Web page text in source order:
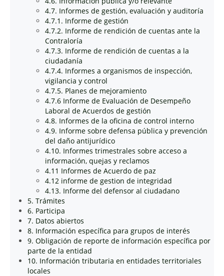
4.7. Informes de gestión, evaluación y auditoría
4.7.1. Informe de gestión
4.7.2. Informe de rendición de cuentas ante la
Contraloría
4.7.3. Informe de rendición de cuentas a la
ciudadanía
4.7.4. Informes a organismos de inspección,
vigilancia y control
4.7.5. Planes de mejoramiento
4.7.6 Informe de Evaluación de Desempeño
Laboral de Acuerdos de gestión
4.8. Informes de la oficina de control interno
4.9. Informe sobre defensa pública y prevención
del daño antijurídico
4.10. Informes trimestrales sobre acceso a
información, quejas y reclamos
4.11 Informes de Acuerdo de paz
4.12 informe de gestion de integridad
4.13. Informe del defensor al ciudadano
5. Trámites
6. Participa
7. Datos abiertos
8. Información específica para grupos de interés
9. Obligación de reporte de información específica por
parte de la entidad
10. Información tributaria en entidades territoriales
locales